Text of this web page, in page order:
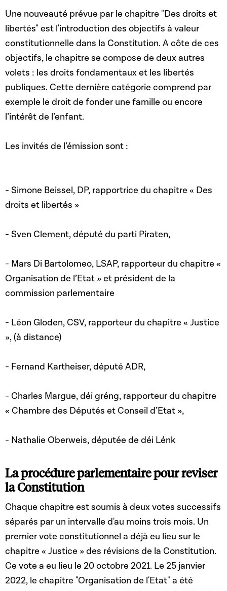
Une nouveauté prévue par le chapitre "Des droits et
libertés" est l'introduction des objectifs à valeur
constitutionnelle dans la Constitution. A côte de ces
objectifs, le chapitre se compose de deux autres
volets : les droits fondamentaux et les libertés
publiques. Cette dernière catégorie comprend par
exemple le droit de fonder une famille ou encore
l’intérêt de l’enfant.
Les invités de l’émission sont :
- Simone Beissel, DP, rapportrice du chapitre « Des
droits et libertés »
- Sven Clement, député du parti Piraten,
- Mars Di Bartolomeo, LSAP, rapporteur du chapitre «
Organisation de l’Etat » et président de la
commission parlementaire
- Léon Gloden, CSV, rapporteur du chapitre « Justice
», (à distance)
- Fernand Kartheiser, député ADR,
- Charles Margue, déi gréng, rapporteur du chapitre
« Chambre des Députés et Conseil d’Etat »,
- Nathalie Oberweis, députée de déi Lénk
La procédure parlementaire pour reviser
la Constitution
Chaque chapitre est soumis à deux votes successifs
séparés par un intervalle d'au moins trois mois. Un
premier vote constitutionnel a déjà eu lieu sur le
chapitre « Justice » des révisions de la Constitution.
Ce vote a eu lieu le 20 octobre 2021. Le 25 janvier
2022, le chapitre "Organisation de l'Etat" a été